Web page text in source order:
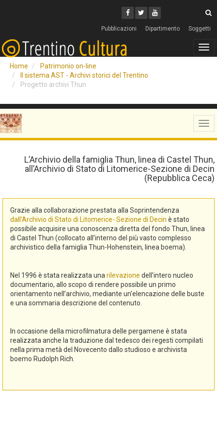
Facebook
Twitter
Youtube
Pubblicazioni Dipartimento Soggetti
Home
Patrimonio on-line
Il sistema AST - Archivi storici del Trentino
Progetto archivi Thun
L’Archivio della famiglia Thun, linea di Castel Thun,
all’Archivio di Stato di Litomerice-Sezione di Decin
(Repubblica Ceca)
Grazie alla collaborazione prestata alla Soprintendenza
dall’Archivio di Stato di Litomerice- Sezione di Decin è stato
possibile acquisire una conoscenza diretta del fondo Thun, linea
di Castel Thun (collocato all’interno del più vasto complesso
archivistico della famiglia Thun-Hohenstein, linea boema).
Nel 1996 è stata realizzata una rilevazione dell’intero nucleo
documentario, allo scopo di rendere possibile un primo
orientamento nell’archivio, mediante un’elencazione delle buste
e una sommaria descrizione del contenuto.
In occasione della microfilmatura delle pergamene è stata
realizzata anche la traduzione dal tedesco dei regesti compilati
nella prima metà del Novecento dallo studioso e archivista
boemo Rudolph Rich.